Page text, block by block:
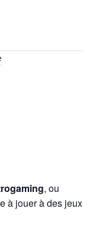
, ou
à jouer à des jeux